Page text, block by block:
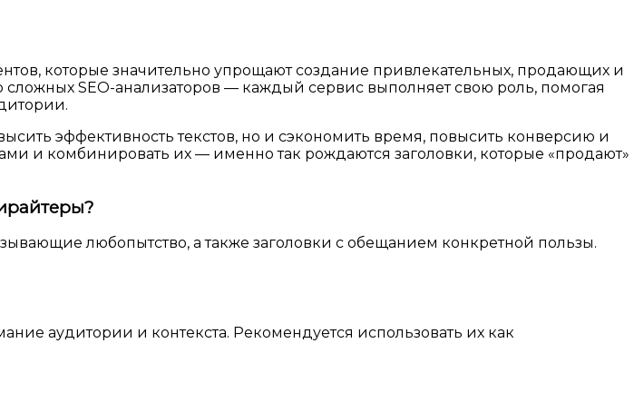
которые значительно упрощают создание привлекательных, продающих и
SEO-анализаторов — каждый сервис выполняет свою роль, помогая
эффективность текстов, но и сэкономить время, повысить конверсию и
и комбинировать их — именно так рождаются заголовки, которые «продают»
любопытство, а также заголовки с обещанием конкретной пользы.
аудитории и контекста. Рекомендуется использовать их как